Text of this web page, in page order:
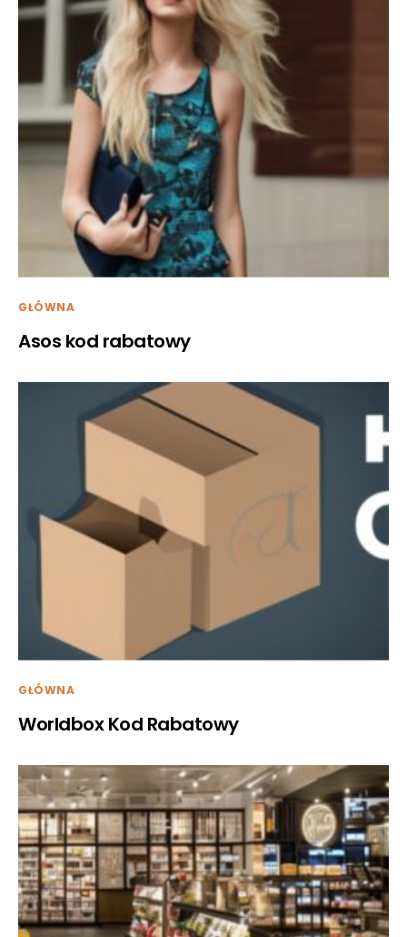
GŁÓWNA
Asos kod rabatowy
GŁÓWNA
Worldbox Kod Rabatowy